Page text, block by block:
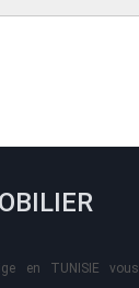
en TUNISIE vous